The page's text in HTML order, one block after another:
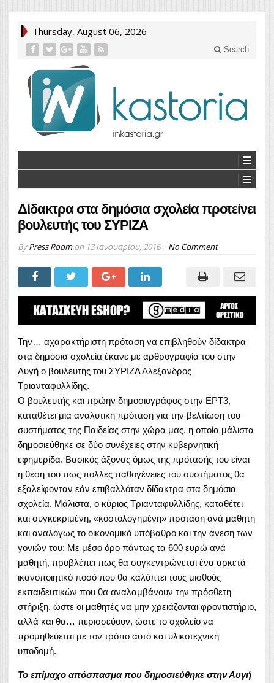
Thursday, August 06, 2026
Search
Δίδακτρα στα δημόσια σχολεία προτείνει
βουλευτής του ΣΥΡΙΖΑ
ByPress Roomon 13 Ιανουαρίου, 2016 No Comment
Την… αχαρακτήριστη πρόταση να επιβληθούν δίδακτρα
στα δημόσια σχολεία έκανε με αρθρογραφία του στην
Αυγή ο βουλευτής του ΣΥΡΙΖΑ Αλέξανδρος
Τριανταφυλλίδης.
Ο βουλευτής και πρώην δημοσιογράφος στην ΕΡΤ3,
καταθέτει μια αναλυτική πρόταση για την βελτίωση του
συστήματος της Παιδείας στην χώρα μας, η οποία μάλιστα
δημοσιεύθηκε σε δύο συνέχειες στην κυβερνητική
εφημερίδα. Βασικός άξονας όμως της πρότασής του είναι
η θέση του πως πολλές παθογένειες του συστήματος θα
εξαλείφονταν εάν επιβαλλόταν δίδακτρα στα δημόσια
σχολεία. Μάλιστα, ο κύριος Τριανταφυλλίδης, καταθέτει
και συγκεκριμένη, «κοστολογημένη» πρόταση ανά μαθητή
και αναλόγως το οικονομικό υπόβαθρο και την άνεση των
γονιών του: Με μέσο όρο πάντως τα 600 ευρώ ανά
μαθητή, προβλέπει πως θα συγκεντρώνεται ένα αρκετά
ικανοποιητικό ποσό που θα καλύπτει τους μισθούς
εκπαιδευτικών που θα αναλαμβάνουν την πρόσθετη
στήριξη, ώστε οι μαθητές να μην χρειάζονται φροντιστήριο,
αλλά και θα… περισσεύουν, ώστε το σχολείο να
προμηθεύεται με τον τρόπο αυτό και υλικοτεχνική
υποδομή.
Το επίμαχο απόσπασμα που δημοσιεύθηκε στην Αυγή